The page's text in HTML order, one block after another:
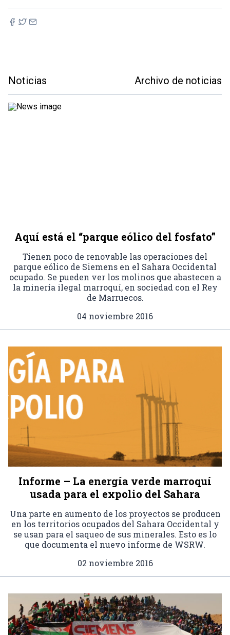
Noticias Archivo de noticias
Aquí está el “parque eólico del fosfato”
Tienen poco de renovable las operaciones del
parque eólico de Siemens en el Sahara Occidental
ocupado. Se pueden ver los molinos que abastecen a
la minería ilegal marroquí, en sociedad con el Rey
de Marruecos.
04 noviembre 2016
Informe – La energía verde marroquí
usada para el expolio del Sahara
Una parte en aumento de los proyectos se producen
en los territorios ocupados del Sahara Occidental y
se usan para el saqueo de sus minerales. Esto es lo
que documenta el nuevo informe de WSRW.
02 noviembre 2016